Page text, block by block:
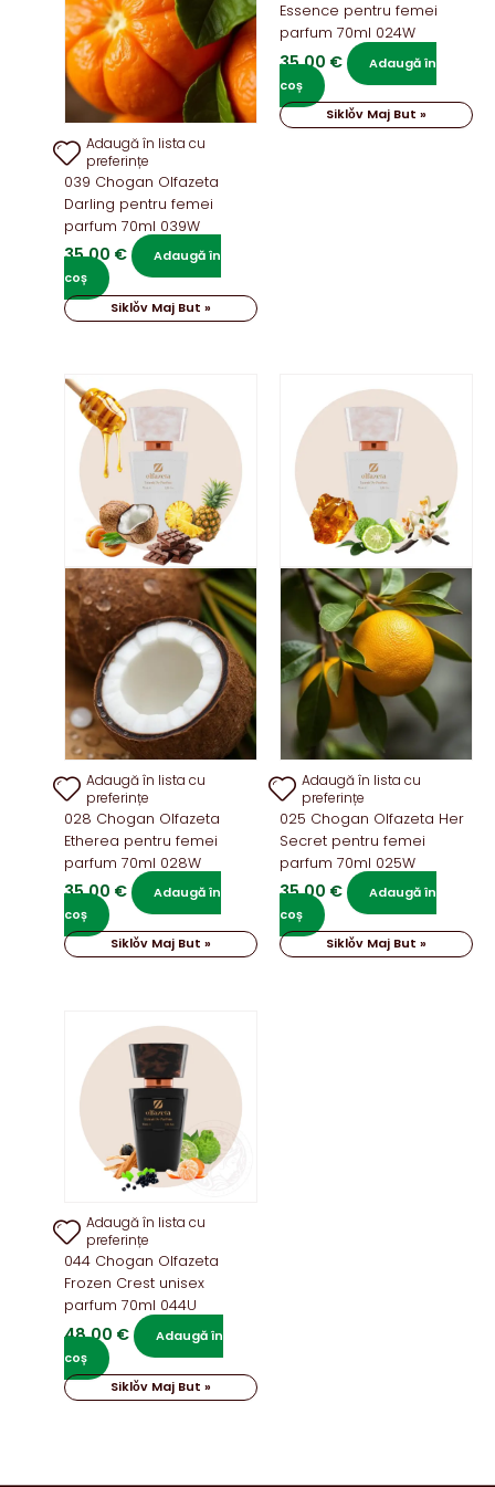
Adaugă în lista cu
preferințe
039 Chogan Olfazeta
Darling pentru femei
parfum 70ml 039W
35,00 €
Adaugă în
coș
Siklǒv Maj But »
Essence pentru femei
parfum 70ml 024W
35,00 €
Adaugă în
coș
Siklǒv Maj But »
Adaugă în lista cu
preferințe
028 Chogan Olfazeta
Etherea pentru femei
parfum 70ml 028W
35,00 €
Adaugă în
coș
Siklǒv Maj But »
Adaugă în lista cu
preferințe
025 Chogan Olfazeta Her
Secret pentru femei
parfum 70ml 025W
35,00 €
Adaugă în
coș
Siklǒv Maj But »
Adaugă în lista cu
preferințe
044 Chogan Olfazeta
Frozen Crest unisex
parfum 70ml 044U
48,00 €
Adaugă în
coș
Siklǒv Maj But »